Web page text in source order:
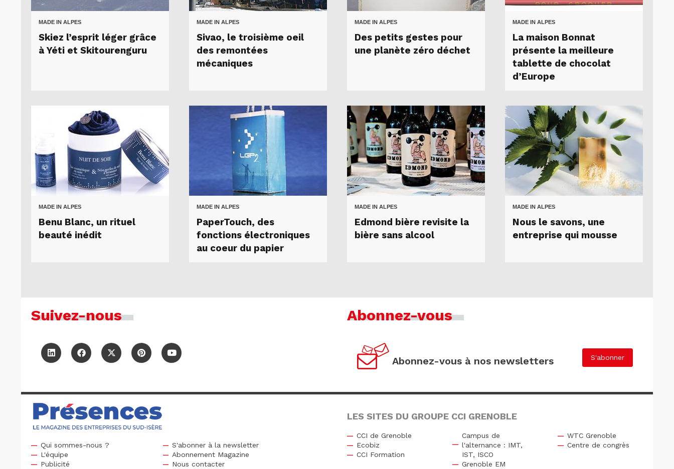
MADE IN ALPES
Skiez l’esprit léger grâce
à Yéti et Skitourenguru
MADE IN ALPES
Sivao, le troisième oeil
des remontées
mécaniques
MADE IN ALPES
Des petits gestes pour
une planète zéro déchet
MADE IN ALPES
La maison Bonnat
présente la meilleure
tablette de chocolat
d’Europe
MADE IN ALPES
Benu Blanc, un rituel
beauté inédit
MADE IN ALPES
PaperTouch, des
fonctions électroniques
au coeur du papier
MADE IN ALPES
Edmond bière revisite la
bière sans alcool
MADE IN ALPES
Nous le savons, une
entreprise qui mousse
Suivez-nous Abonnez-vous
Abonnez-vous à nos newsletters S'abonner
Qui sommes-nous ?
L'équipe
Publicité
S'abonner à la newsletter
Abonnement Magazine
Nous contacter
LES SITES DU GROUPE CCI GRENOBLE
CCI de Grenoble
Ecobiz
CCI Formation
Campus de
l'alternance : IMT,
IST, ISCO
Grenoble EM
WTC Grenoble
Centre de congrès